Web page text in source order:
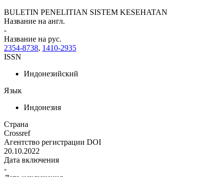
BULETIN PENELITIAN SISTEM KESEHATAN
Название на англ.
-
Название на рус.
2354-8738, 1410-2935
ISSN
Индонезийский
Язык
Индонезия
Страна
Crossref
Агентство регистрации DOI
20.10.2022
Дата включения
-